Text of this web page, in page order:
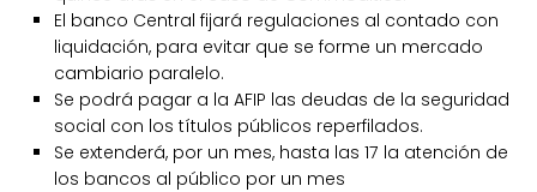
El banco Central fijará regulaciones al contado con
liquidación, para evitar que se forme un mercado
cambiario paralelo.
Se podrá pagar a la AFIP las deudas de la seguridad
social con los títulos públicos reperfilados.
Se extenderá, por un mes, hasta las 17 la atención de
los bancos al público por un mes